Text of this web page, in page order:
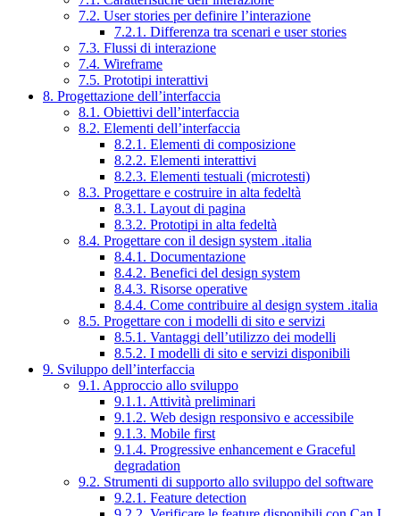
7.2. User stories per definire l’interazione
7.2.1. Differenza tra scenari e user stories
7.3. Flussi di interazione
7.4. Wireframe
7.5. Prototipi interattivi
8. Progettazione dell’interfaccia
8.1. Obiettivi dell’interfaccia
8.2. Elementi dell’interfaccia
8.2.1. Elementi di composizione
8.2.2. Elementi interattivi
8.2.3. Elementi testuali (microtesti)
8.3. Progettare e costruire in alta fedeltà
8.3.1. Layout di pagina
8.3.2. Prototipi in alta fedeltà
8.4. Progettare con il design system .italia
8.4.1. Documentazione
8.4.2. Benefici del design system
8.4.3. Risorse operative
8.4.4. Come contribuire al design system .italia
8.5. Progettare con i modelli di sito e servizi
8.5.1. Vantaggi dell’utilizzo dei modelli
8.5.2. I modelli di sito e servizi disponibili
9. Sviluppo dell’interfaccia
9.1. Approccio allo sviluppo
9.1.1. Attività preliminari
9.1.2. Web design responsivo e accessibile
9.1.3. Mobile first
9.1.4. Progressive enhancement e Graceful
degradation
9.2. Strumenti di supporto allo sviluppo del software
9.2.1. Feature detection